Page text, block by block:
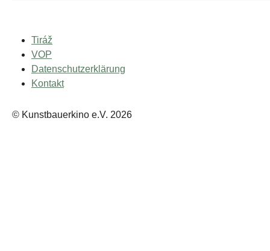
Tiráž
VOP
Datenschutzerklärung
Kontakt
© Kunstbauerkino e.V. 2026